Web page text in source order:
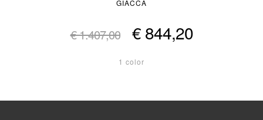
GIACCA
€ 1.407,00 € 844,20
1 color